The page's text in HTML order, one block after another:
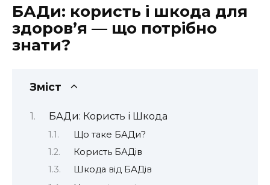
БАДи: користь і шкода для
здоров’я — що потрібно
знати?
Зміст
БАДи: Користь і Шкода
Що таке БАДи?
Користь БАДів
Шкода від БАДів